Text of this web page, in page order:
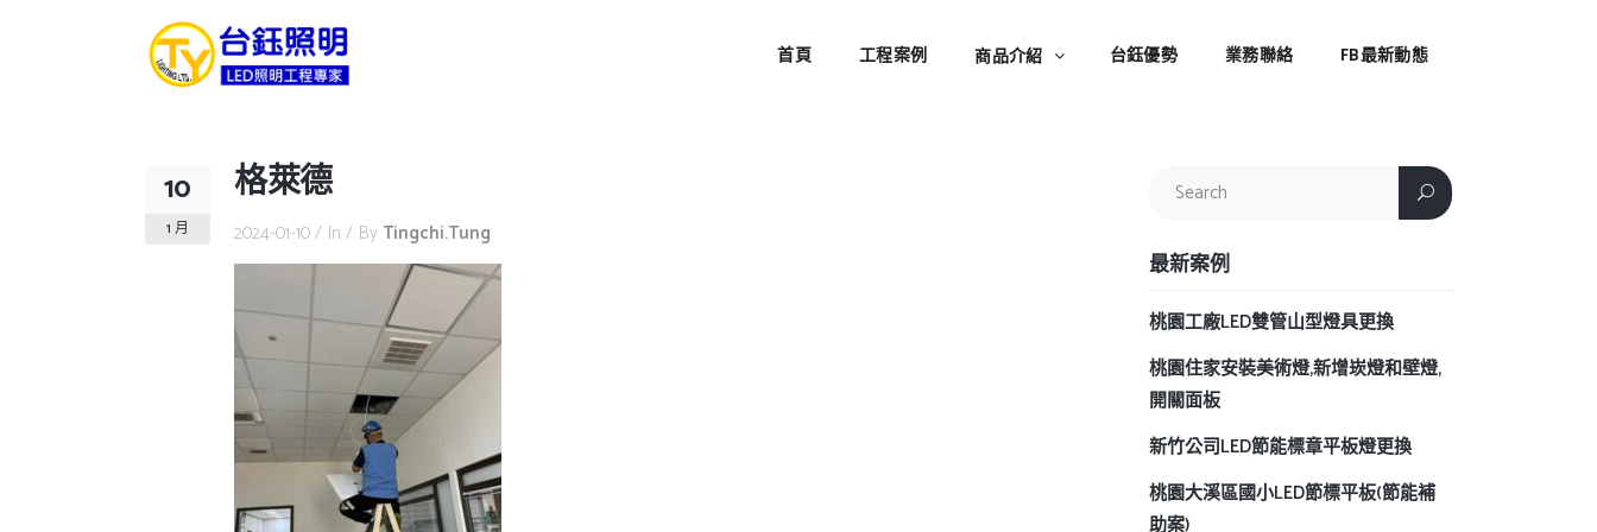
首頁 工程案例 商品介紹 台鈺優勢 業務聯絡 FB最新動態
10
1 月
格萊德
2024-01-10 In By Tingchi.tung
最新案例
桃園工廠LED雙管山型燈具更換
桃園住家安裝美術燈,新增崁燈和壁燈,
開關面板
新竹公司LED節能標章平板燈更換
桃園大溪區國小LED節標平板(節能補
助案)